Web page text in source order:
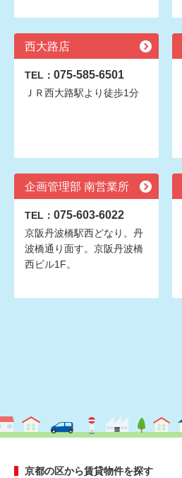
西大路店
TEL： 075-585-6501
ＪＲ西大路駅より徒歩1分
企画管理部 南営業所
TEL： 075-603-6022
京阪丹波橋駅西どなり。丹
波橋通り面す。京阪丹波橋
西ビル1F。
京都の区から賃貸物件を探す